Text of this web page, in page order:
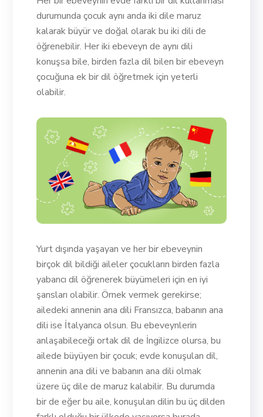
durumunda çocuk aynı anda iki dile maruz
kalarak büyür ve doğal olarak bu iki dili de
öğrenebilir. Her iki ebeveyn de aynı dili
konuşsa bile, birden fazla dil bilen bir ebeveyn
çocuğuna ek bir dil öğretmek için yeterli
olabilir.
Yurt dışında yaşayan ve her bir ebeveynin
birçok dil bildiği aileler çocukların birden fazla
yabancı dil öğrenerek büyümeleri için en iyi
şansları olabilir. Örnek vermek gerekirse;
ailedeki annenin ana dili Fransızca, babanın ana
dili ise İtalyanca olsun. Bu ebeveynlerin
anlaşabileceği ortak dil de İngilizce olursa, bu
ailede büyüyen bir çocuk; evde konuşulan dil,
annenin ana dili ve babanın ana dili olmak
üzere üç dile de maruz kalabilir. Bu durumda
bir de eğer bu aile, konuşulan dilin bu üç dilden